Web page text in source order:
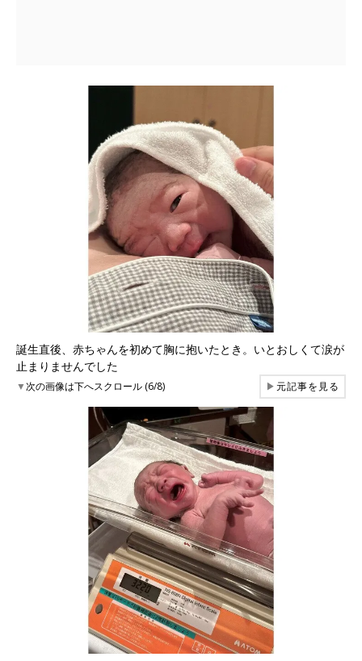
誕生直後、赤ちゃんを初めて胸に抱いたとき。いとおしくて涙が
止まりませんでした
▼次の画像は下へスクロール (6/8) ▶元記事を見る